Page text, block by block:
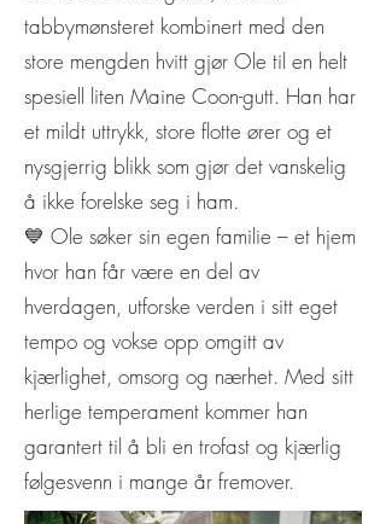
tabbymønsteret kombinert med den
store mengden hvitt gjør Ole til en helt
spesiell liten Maine Coon-gutt. Han har
et mildt uttrykk, store flotte ører og et
nysgjerrig blikk som gjør det vanskelig
å ikke forelske seg i ham.
💙 Ole søker sin egen familie – et hjem
hvor han får være en del av
hverdagen, utforske verden i sitt eget
tempo og vokse opp omgitt av
kjærlighet, omsorg og nærhet. Med sitt
herlige temperament kommer han
garantert til å bli en trofast og kjærlig
følgesvenn i mange år fremover.